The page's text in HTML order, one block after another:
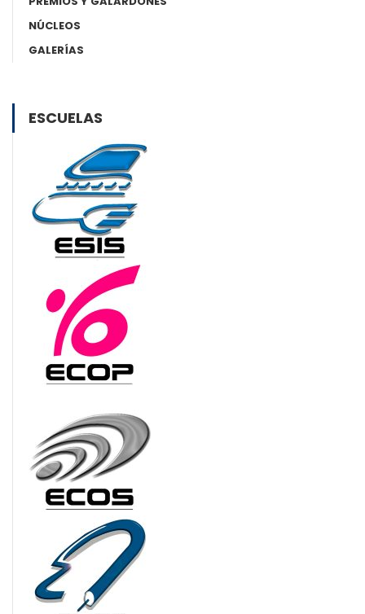
NÚCLEOS
GALERÍAS
ESCUELAS